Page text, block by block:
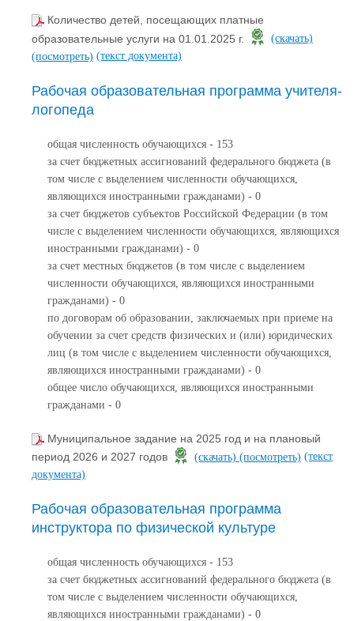
Количество детей, посещающих платные
образовательные услуги на 01.01.2025 г.
(скачать)
(посмотреть) (текст документа)
Рабочая образовательная программа учителя-
логопеда
общая численность обучающихся - 153
за счет бюджетных ассигнований федерального бюджета (в
том числе с выделением численности обучающихся,
являющихся иностранными гражданами) - 0
за счет бюджетов субъектов Российской Федерации (в том
числе с выделением численности обучающихся, являющихся
иностранными гражданами) - 0
за счет местных бюджетов (в том числе с выделением
численности обучающихся, являющихся иностранными
гражданами) - 0
по договорам об образовании, заключаемых при приеме на
обучении за счет средств физических и (или) юридических
лиц (в том числе с выделением численности обучающихся,
являющихся иностранными гражданами) - 0
общее число обучающихся, являющихся иностранными
гражданами - 0
Муниципальное задание на 2025 год и на плановый
период 2026 и 2027 годов
(скачать) (посмотреть) (текст
документа)
Рабочая образовательная программа
инструктора по физической культуре
общая численность обучающихся - 153
за счет бюджетных ассигнований федерального бюджета (в
том числе с выделением численности обучающихся,
являющихся иностранными гражданами) - 0